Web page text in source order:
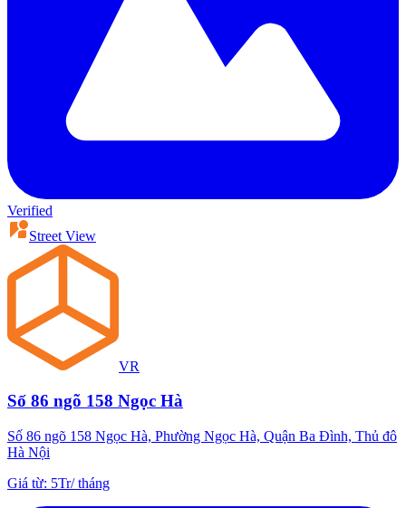
Verified
Street View
VR
Số 86 ngõ 158 Ngọc Hà
Số 86 ngõ 158 Ngọc Hà, Phường Ngọc Hà, Quận Ba Đình, Thủ đô
Hà Nội
Giá từ: 5Tr/tháng